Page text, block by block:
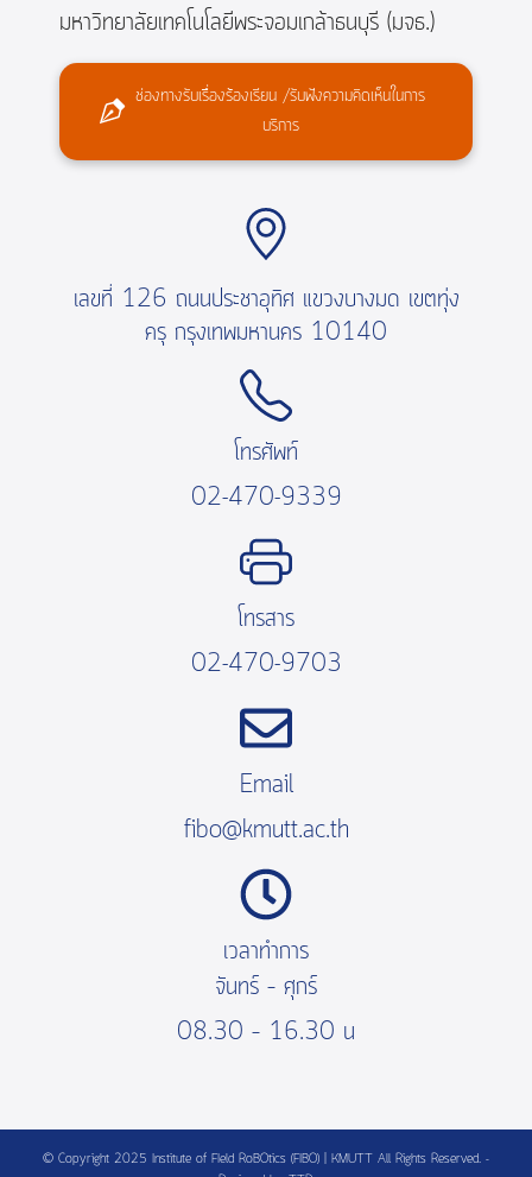
มหาวิทยาลัยเทคโนโลยีพระจอมเกล้าธนบุรี (มจธ.)
ช่องทางรับเรื่องร้องเรียน /รับฟังความคิดเห็นในการ
บริการ
เลขที่ 126 ถนนประชาอุทิศ แขวงบางมด เขตทุ่ง
ครุ กรุงเทพมหานคร 10140
โทรศัพท์
02-470-9339
โทรสาร
02-470-9703
Email
fibo@kmutt.ac.th
เวลาทำการ
จันทร์ – ศุกร์
08.30 – 16.30 น
© Copyright 2025 Institute of FIeld RoBOtics (FIBO) | KMUTT All Rights Reserved. -